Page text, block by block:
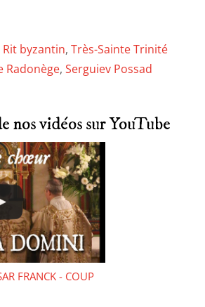
Rit byzantin, Très-Sainte Trinité
Radonège, Serguiev Possad
nos vidéos sur YouTube
FRANCK - COUP